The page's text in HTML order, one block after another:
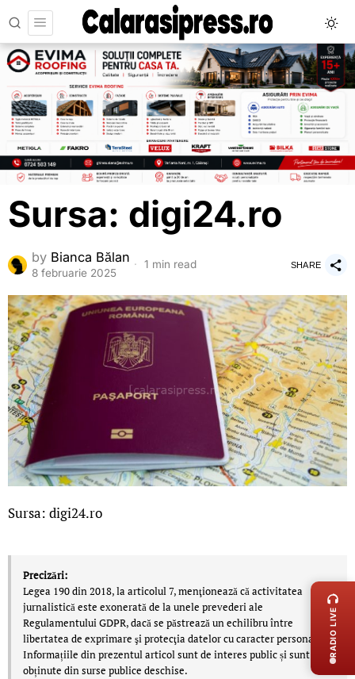
Sursa: digi24.ro
by Bianca Bălan
8 februarie 2025
1 min read SHARE
Sursa: digi24.ro
Precizări:
Legea 190 din 2018, la articolul 7, menţionează că activitatea
jurnalistică este exonerată de la unele prevederi ale
Regulamentului GDPR, dacă se păstrează un echilibru între
libertatea de exprimare şi protecţia datelor cu caracter personal.
Informațiile din prezentul articol sunt de interes public și sunt
obținute din surse publice deschise.
RADIO LIVE